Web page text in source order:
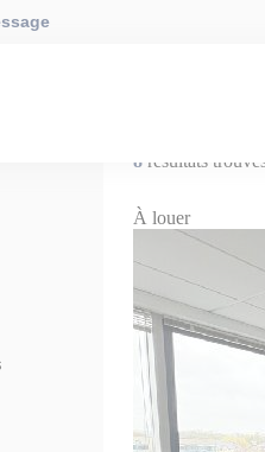
& périphérie
l’Espace
situé à Saint-Grégoire,
8 résultats
À louer